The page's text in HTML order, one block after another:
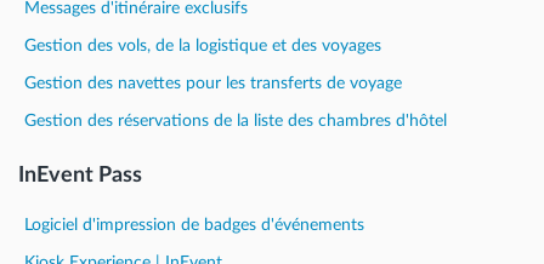
Messages d'itinéraire exclusifs
Gestion des vols, de la logistique et des voyages
Gestion des navettes pour les transferts de voyage
Gestion des réservations de la liste des chambres d'hôtel
InEvent Pass
Logiciel d'impression de badges d'événements